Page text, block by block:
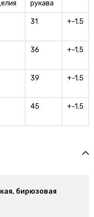
рукава
31 +-1.5
36 +-1.5
39 +-1.5
45 +-1.5
детская,
019